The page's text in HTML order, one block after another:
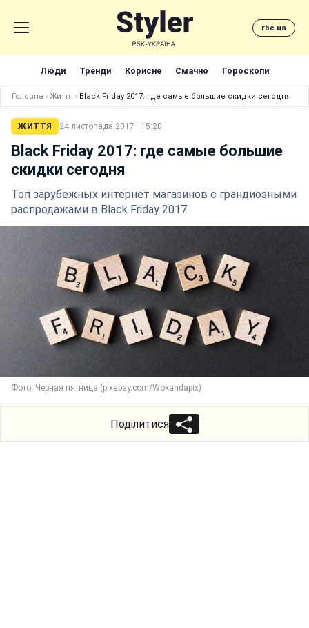
rbc.ua
Люди Тренди Корисне Смачно Гороскопи
Головна › Життя › Black Friday 2017: где самые большие скидки сегодня
ЖИТТЯ 24 листопада 2017 · 15:20
Black Friday 2017: где самые большие
скидки сегодня
Топ зарубежных интернет магазинов с грандиозными
распродажами в Black Friday 2017
Фото: Черная пятница (pixabay.com/Wokandapix)
Поділитися